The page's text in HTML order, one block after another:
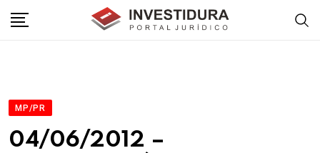
MP/PR
04/06/2012 –